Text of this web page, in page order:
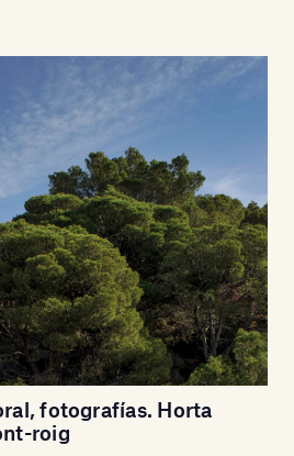
fotografías. Horta
roig